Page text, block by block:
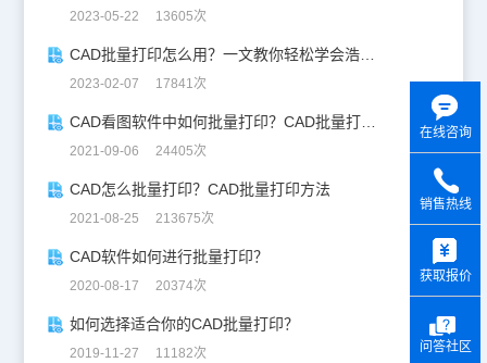
2023-05-22 13605次
CAD批量打印怎么用？一文教你轻松学会浩辰CAD批量打印！
2023-02-07 17841次
CAD看图软件中如何批量打印？CAD批量打印教程
2021-09-06 24405次
CAD怎么批量打印？CAD批量打印方法
2021-08-25 213675次
CAD软件如何进行批量打印？
2020-08-17 20374次
如何选择适合你的CAD批量打印？
2019-11-27 11182次
在线咨询
销售热线
获取报价
问答社区